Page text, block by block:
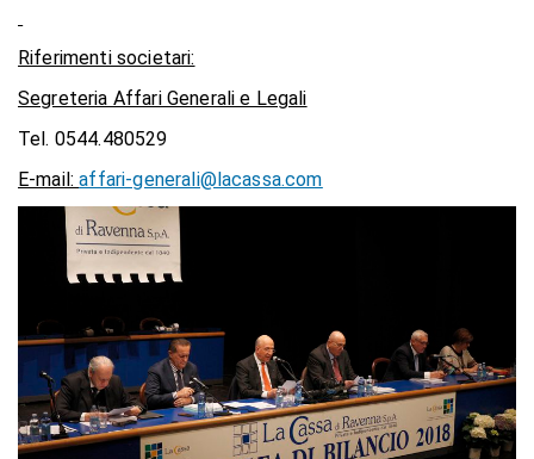
Riferimenti societari:
Segreteria Affari Generali e Legali
Tel. 0544.480529
E-mail:affari-generali@lacassa.com